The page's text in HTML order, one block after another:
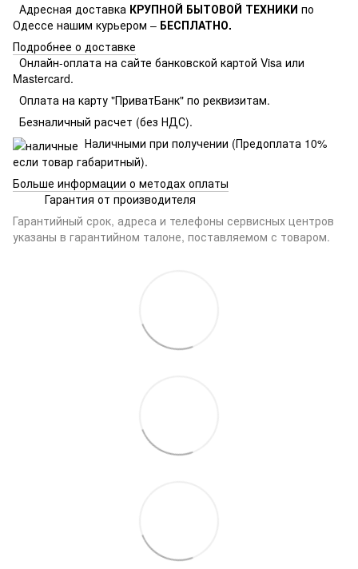
Адресная доставка КРУПНОЙ БЫТОВОЙ ТЕХНИКИ по
Одессе нашим курьером – БЕСПЛАТНО.
Подробнее о доставке
Онлайн-оплата на сайте банковской картой Visa или
Mastercard.
Оплата на карту "ПриватБанк" по реквизитам.
Безналичный расчет (без НДС).
Наличными при получении (Предоплата 10%
если товар габаритный).
Больше информации о методах оплаты
Гарантия от производителя
Гарантийный срок, адреса и телефоны сервисных центров
указаны в гарантийном талоне, поставляемом с товаром.